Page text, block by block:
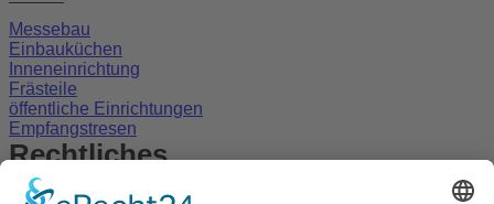
Messebau
Einbauküchen
Inneneinrichtung
Frästeile
öffentliche Einrichtungen
Empfangstresen
Rechtliches